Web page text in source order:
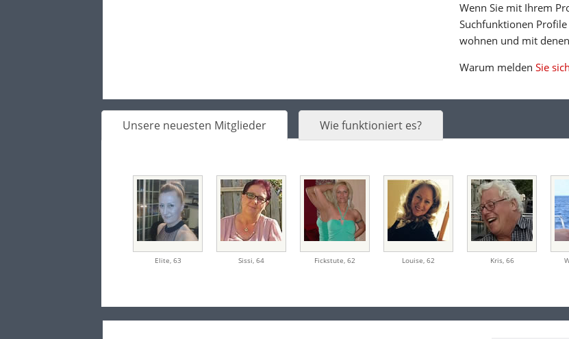
Wenn Sie mit Ihrem
Suchfunktionen
wohnen und mit
Warum meldenSie
Unsere neuesten Mitglieder Wie funktioniert es?
Elite, 63 Sissi, 64 Fickstute, 62 Louise, 62 Kris, 66